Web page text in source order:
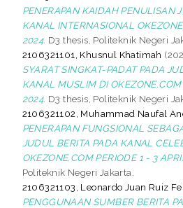
PENERAPAN KAIDAH PENULISAN
KANAL INTERNASIONAL
2024. D3 thesis, Politeknik Negeri
2106321101, Khusnul Khatimah
SYARAT SINGKAT-PADAT PADA
KANAL MUSLIM DI OKEZONE.COM
2024. D3 thesis, Politeknik Negeri
2106321102, Muhammad Naufal
PENERAPAN FUNGSIONAL
JUDUL BERITA PADA KANAL
OKEZONE.COM PERIODE 1 - 3
Politeknik Negeri Jakarta.
2106321103, Leonardo Juan Ruiz
PENGGUNAAN SUMBER BERITA